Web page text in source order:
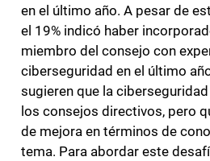
en el último año. A pesar de
el 19% indicó haber
miembro del consejo con
ciberseguridad en el último
sugieren que la
los consejos directivos, pero
de mejora en términos de
tema. Para abordar este